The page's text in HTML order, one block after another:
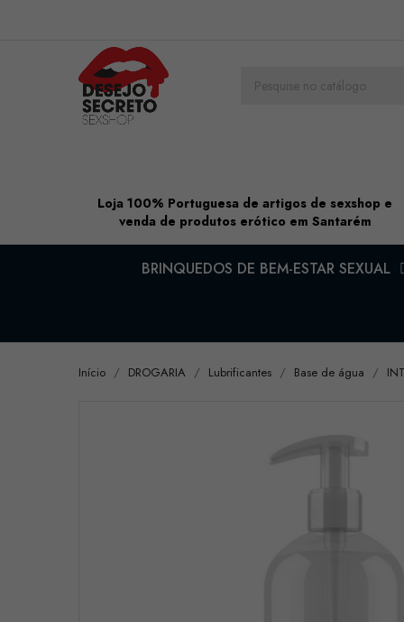
Loja 100% Portuguesa de artigos de sexshop e
venda de produtos erótico em Santarém
BRINQUEDOS DE BEM-ESTAR SEXUAL
Início DROGARIA Lubrificantes Base de água